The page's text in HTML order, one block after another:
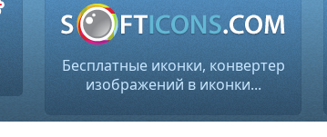
Бесплатные иконки, конвертер
изображений в иконки...